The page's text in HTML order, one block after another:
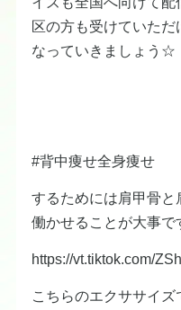
区の方も受けていた
なっていきましょう☆
#背中痩せ全身痩せ
するためには肩甲骨
働かせることが大事で
https://vt.tiktok.com/
こちらのエクササイズ